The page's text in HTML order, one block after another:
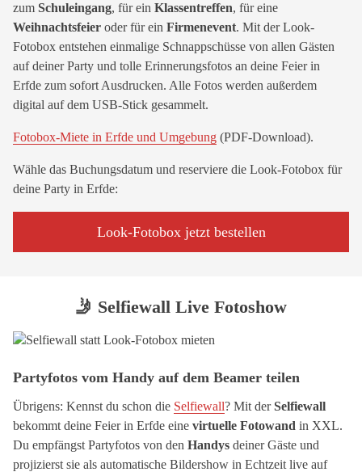
zum Schuleingang, für ein Klassentreffen, für eine
Weihnachtsfeier oder für ein Firmenevent. Mit der Look-
Fotobox entstehen einmalige Schnappschüsse von allen Gästen
auf deiner Party und tolle Erinnerungsfotos an deine Feier in
Erfde zum sofort Ausdrucken. Alle Fotos werden außerdem
digital auf dem USB-Stick gesammelt.
Fotobox-Miete in Erfde und Umgebung (PDF-Download).
Wähle das Buchungsdatum und reserviere die Look-Fotobox für
deine Party in Erfde:
Look-Fotobox jetzt bestellen
🤳 Selfiewall Live Fotoshow
Partyfotos vom Handy auf dem Beamer teilen
Übrigens: Kennst du schon die Selfiewall? Mit derSelfiewall
bekommt deine Feier in Erfde eine virtuelle Fotowand in XXL.
Du empfängst Partyfotos von den Handys deiner Gäste und
projizierst sie als automatische Bildershow in Echtzeit live auf